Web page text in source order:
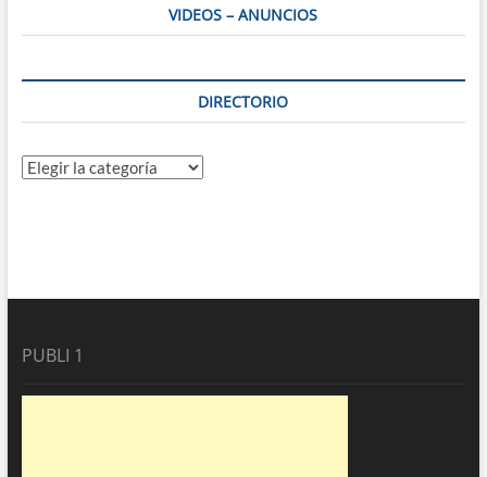
VIDEOS – ANUNCIOS
DIRECTORIO
Directorio
PUBLI 1